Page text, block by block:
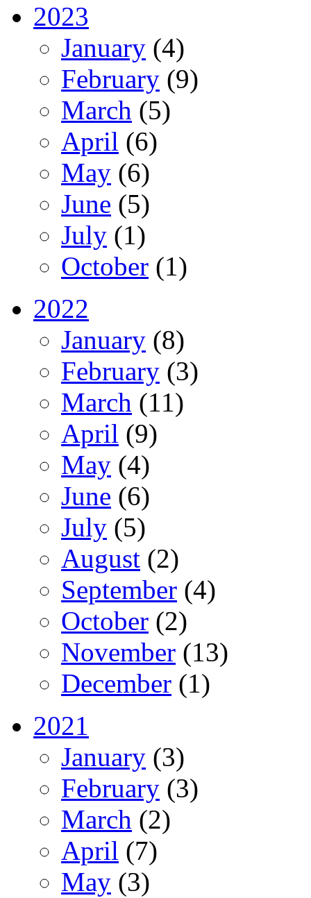
2023
January (4)
February (9)
March (5)
April (6)
May (6)
June (5)
July (1)
October (1)
2022
January (8)
February (3)
March (11)
April (9)
May (4)
June (6)
July (5)
August (2)
September (4)
October (2)
November (13)
December (1)
2021
January (3)
February (3)
March (2)
April (7)
May (3)